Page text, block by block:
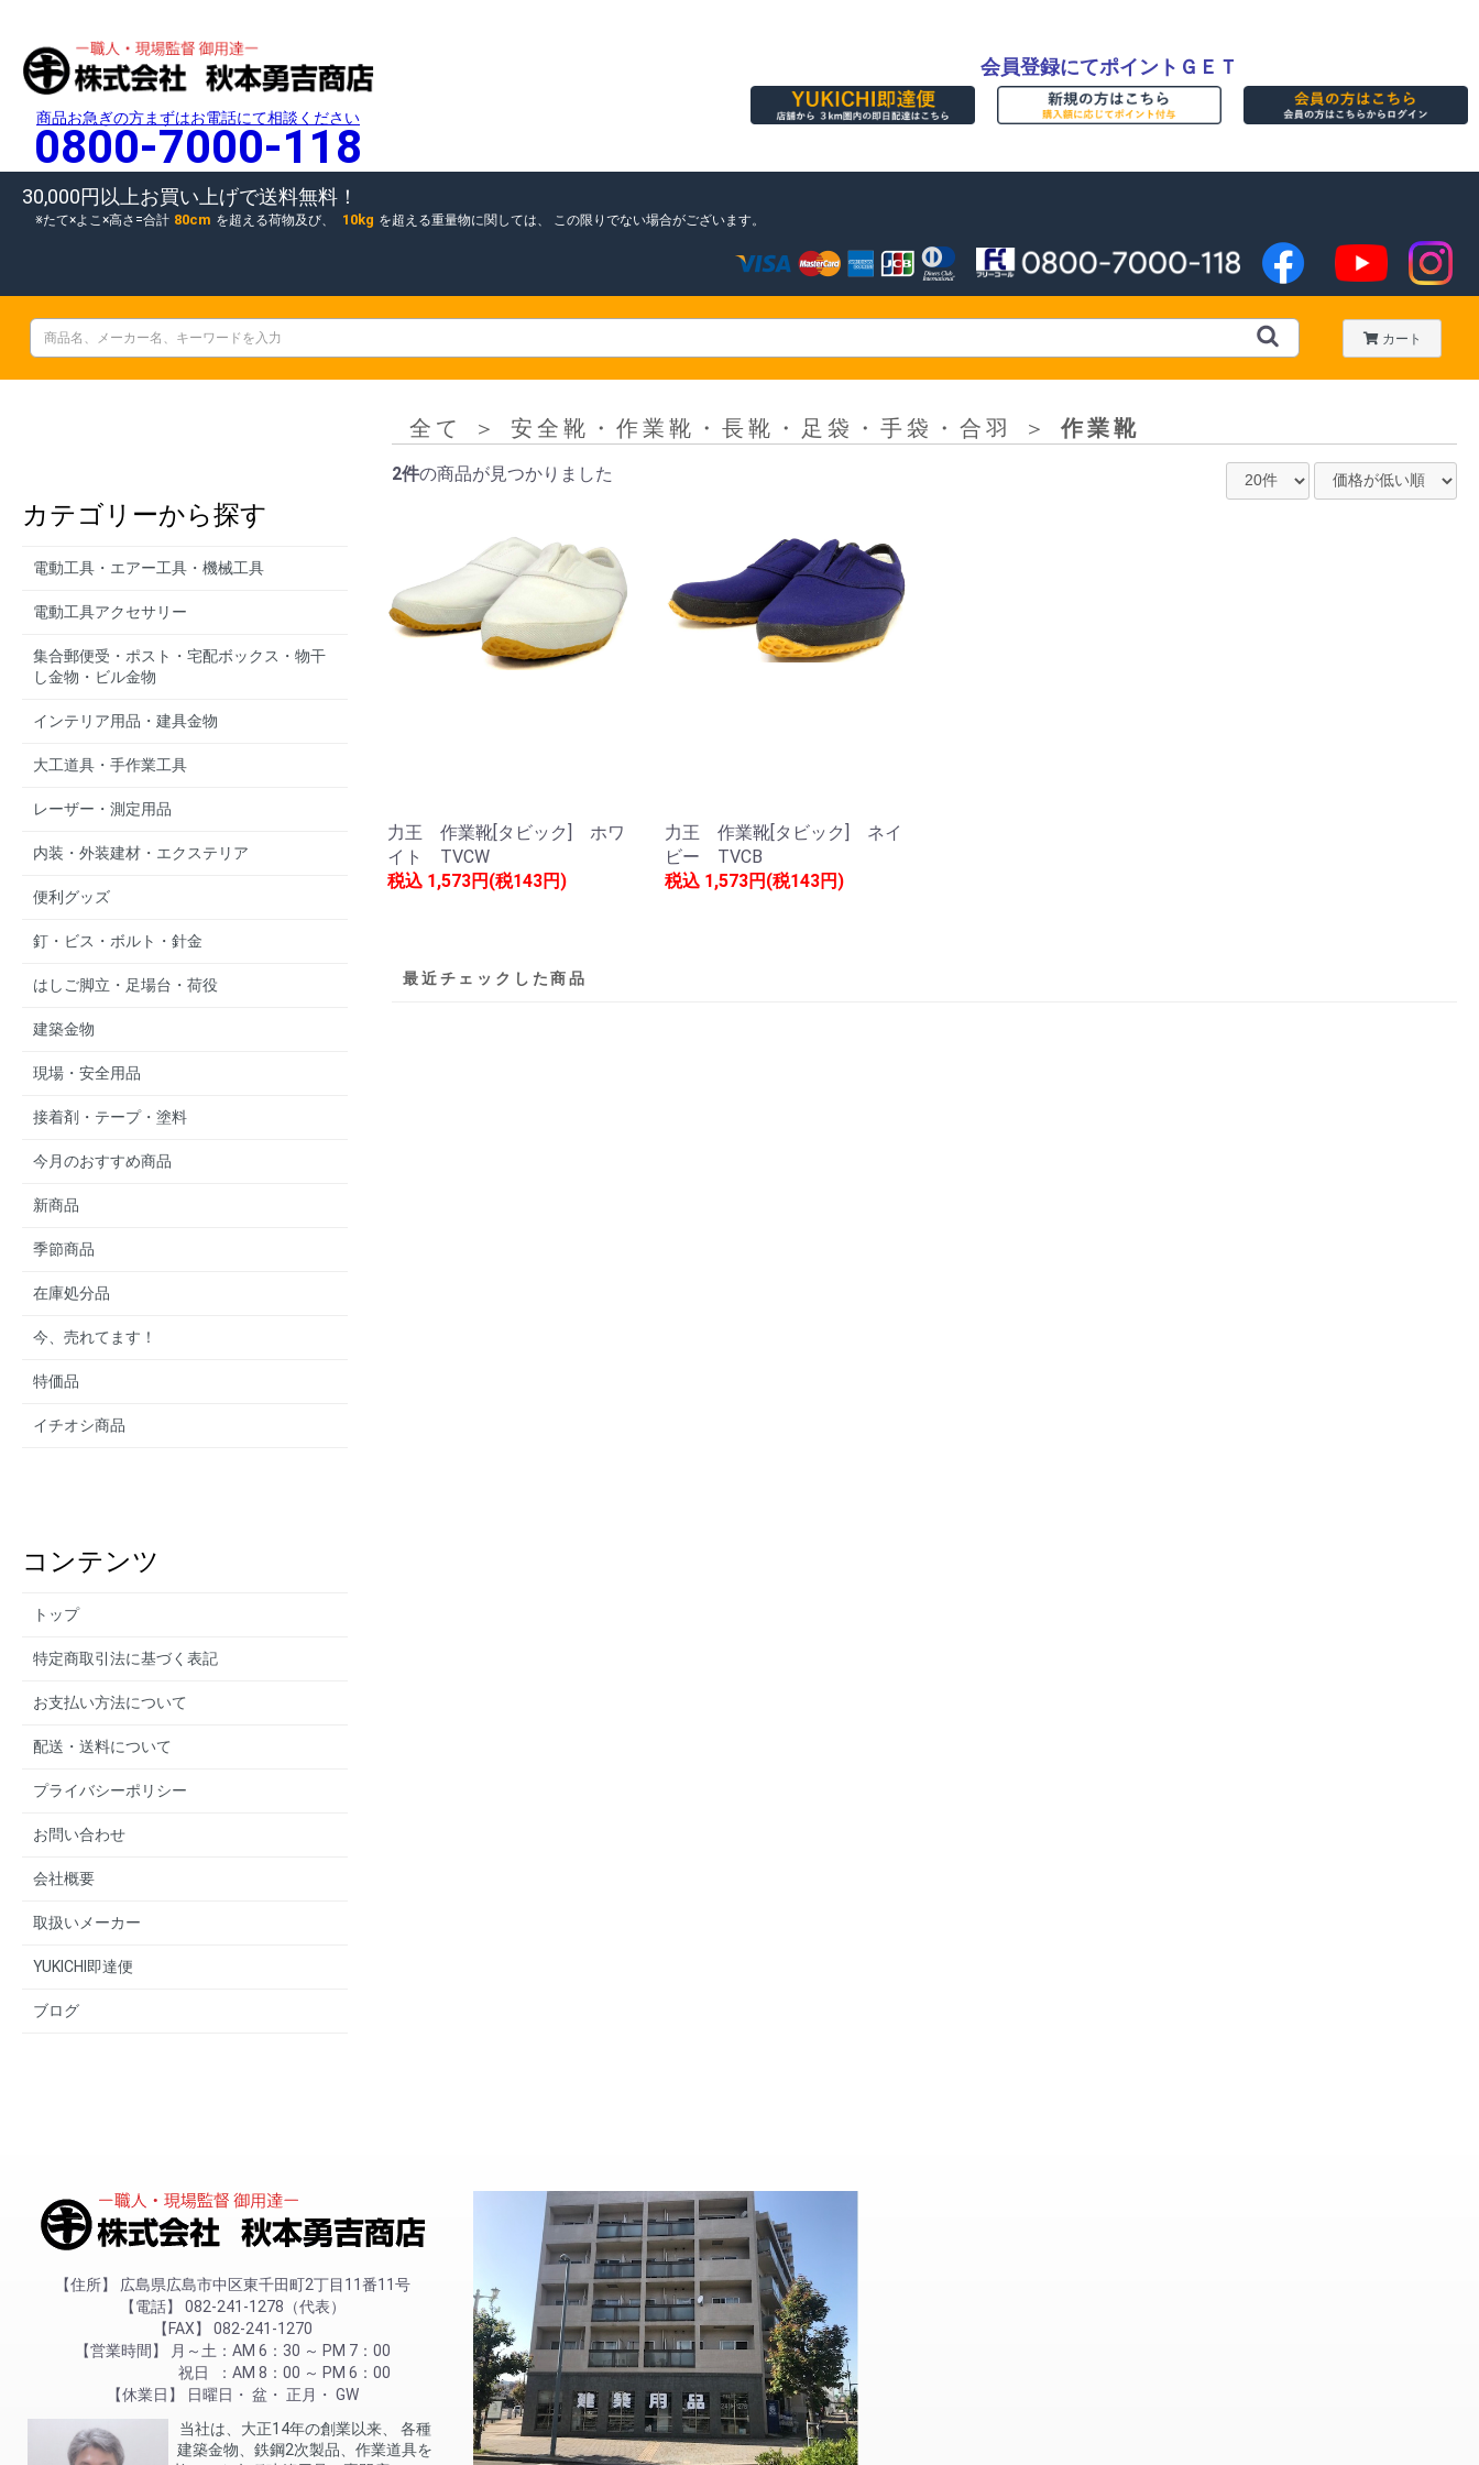
商品お急ぎの方まずはお電話にて相談ください
0800-7000-118
会員登録にてポイントＧＥＴ
30,000円以上お買い上げで送料無料！
たて×よこ×高さ=合計 80cm を超える荷物及び、 10kg を超える重量物に関しては、 この限りでない場合がございます。
カート
カテゴリーから探す
電動工具・エアー工具・機械工具
電動工具アクセサリー
集合郵便受・ポスト・宅配ボックス・物干
し金物・ビル金物
インテリア用品・建具金物
大工道具・手作業工具
レーザー・測定用品
内装・外装建材・エクステリア
便利グッズ
釘・ビス・ボルト・針金
はしご脚立・足場台・荷役
建築金物
現場・安全用品
接着剤・テープ・塗料
今月のおすすめ商品
新商品
季節商品
在庫処分品
今、売れてます！
特価品
イチオシ商品
コンテンツ
トップ
特定商取引法に基づく表記
お支払い方法について
配送・送料について
プライバシーポリシー
お問い合わせ
会社概要
取扱いメーカー
YUKICHI即達便
ブログ
全て ＞ 安全靴・作業靴・長靴・足袋・手袋・合羽 ＞ 作業靴
2件の商品が見つかりました
力王 作業靴[タビック] ホワ
イト TVCW
税込 1,573円(税143円)
力王 作業靴[タビック] ネイ
ビー TVCB
税込 1,573円(税143円)
最近チェックした商品
住所
広島県広島市中区東千田町2丁目11番11号
電話
082-241-1278（代表）
FAX
082-241-1270
営業時間
月～土
AM 6：30 ～ PM 7：00
祝日
AM 8：00 ～ PM 6：00
休業日
日曜日 盆 正月
GW
当社は、大正14年の創業以来、 各種
建築金物、鉄鋼2次製品、作業道具を